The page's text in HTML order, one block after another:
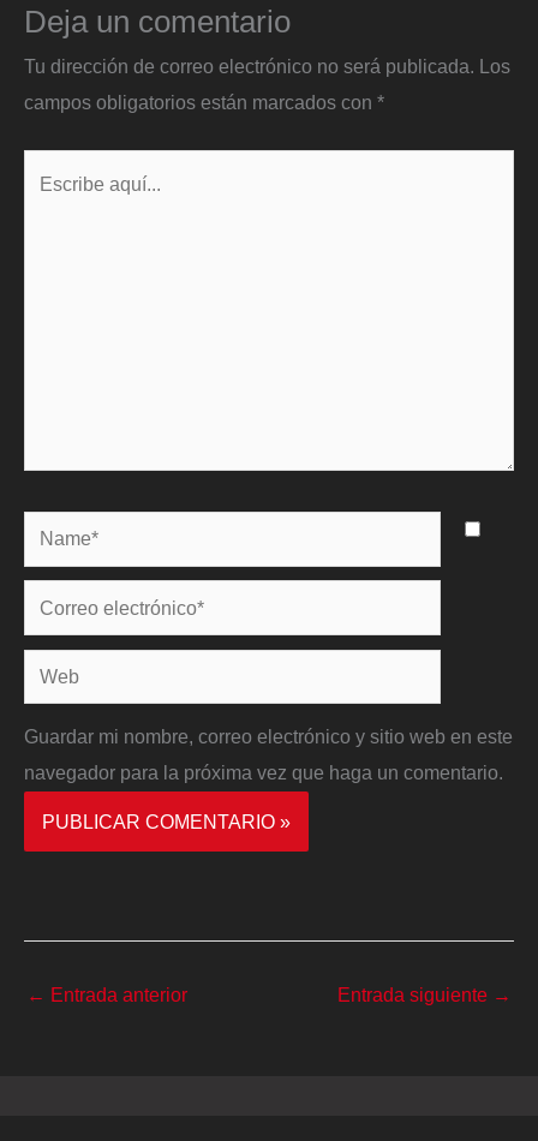
Deja un comentario
Tu dirección de correo electrónico no será publicada.
Los
campos obligatorios están marcados con *
Name*
Correo
electrónico*
Web
Guardar mi nombre, correo electrónico y sitio web en este
navegador para la próxima vez que haga un comentario.
← Entrada anterior Entrada siguiente →